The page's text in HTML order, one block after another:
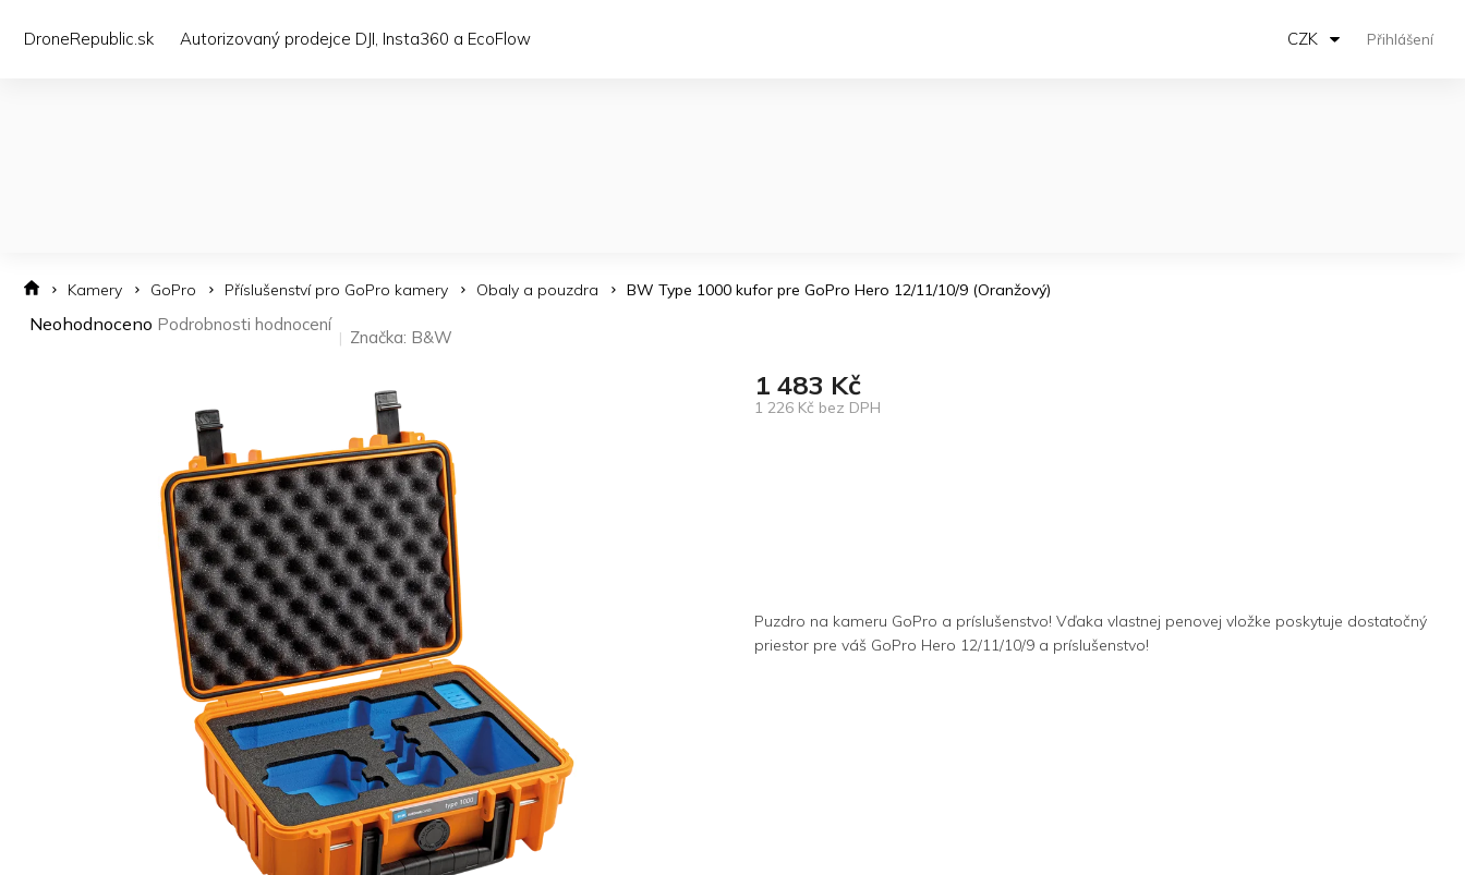
DroneRepublic.sk Autorizovaný prodejce DJI, Insta360 a EcoFlow CZK Přihlášení
Kamery GoPro Příslušenství pro GoPro kamery Obaly a pouzdra BW Type 1000 kufor pre GoPro Hero 12/11/10/9 (Oranžový)
Průměrné
Neohodnoceno Podrobnosti hodnocení
Značka: B&W
1 483 Kč
1 226 Kč bez DPH
Puzdro na kameru GoPro a príslušenstvo! Vďaka vlastnej penovej vložke poskytuje dostatočný
priestor pre váš GoPro Hero 12/11/10/9 a príslušenstvo!